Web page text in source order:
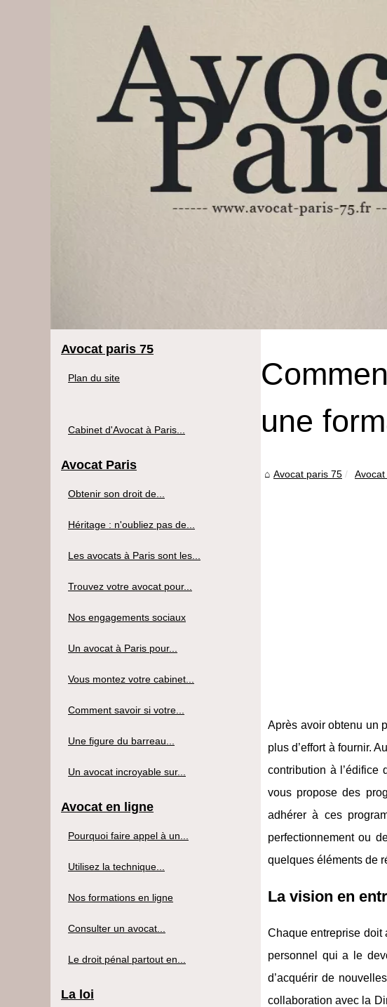
une
Avocat paris 75
Après avoir obtenu un
plus d’effort à fournir.
contribution à l’édifice
vous propose des
adhérer à ces
perfectionnement ou
quelques éléments de
La vision en
Chaque entreprise doit
personnel qui a le
d’acquérir de
collaboration avec la
Avocat paris 75
Plan du site
Cabinet d'Avocat à Paris...
Avocat Paris
Obtenir son droit de...
Héritage : n'oubliez pas de...
Les avocats à Paris sont les...
Trouvez votre avocat pour...
Nos engagements sociaux
Un avocat à Paris pour...
Vous montez votre cabinet...
Comment savoir si votre...
Une figure du barreau...
Un avocat incroyable sur...
Avocat en ligne
Pourquoi faire appel à un...
Utilisez la technique...
Nos formations en ligne
Consulter un avocat...
Le droit pénal partout en...
La loi